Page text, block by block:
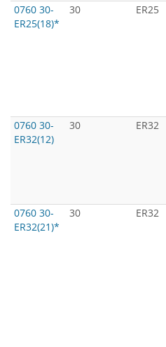
0760 30-
ER25(18)*
30 ER25
0760 30-
ER32(12)
30 ER32
0760 30-
ER32(21)*
30 ER32